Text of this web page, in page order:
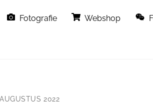
Fotografie Webshop
2022
To